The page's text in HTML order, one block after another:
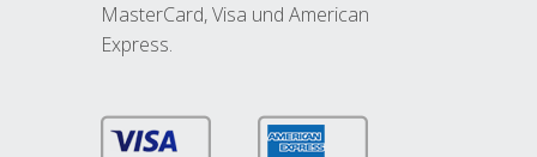
MasterCard, Visa und American
Express.